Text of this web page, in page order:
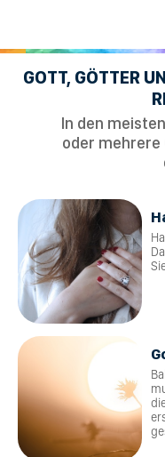
GOTT, GÖTTER
In den
oder mehrere